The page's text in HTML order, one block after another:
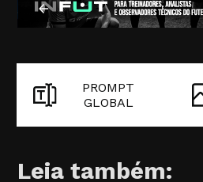
PROMPT
GLOBAL
Leia também: